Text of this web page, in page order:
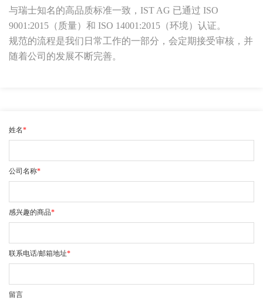
与瑞士知名的高品质标准一致，IST AG 已通过 ISO
9001:2015（质量）和 ISO 14001:2015（环境）认证。
规范的流程是我们日常工作的一部分，会定期接受审核，并
随着公司的发展不断完善。
姓名*
公司名称*
感兴趣的商品*
联系电话/邮箱地址*
留言